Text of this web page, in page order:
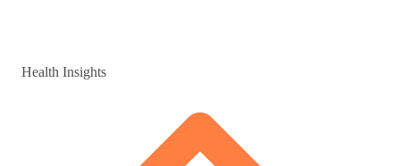
Health Insights